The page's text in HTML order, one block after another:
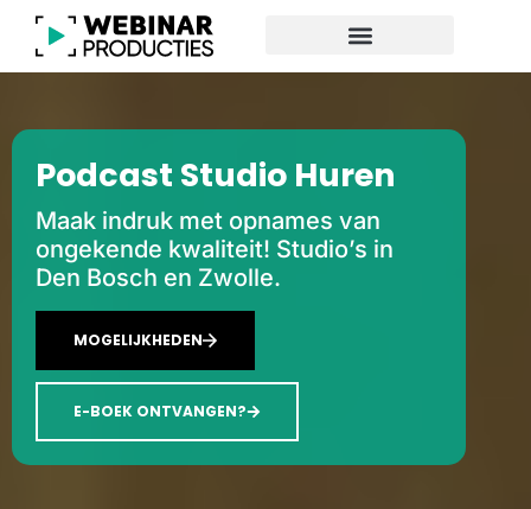
Podcast Studio Huren
Maak indruk met opnames van
ongekende kwaliteit! Studio’s in
Den Bosch en Zwolle.
MOGELIJKHEDEN
E-BOEK ONTVANGEN?